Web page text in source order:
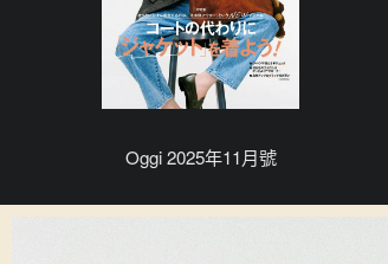
Oggi 2025年11月號